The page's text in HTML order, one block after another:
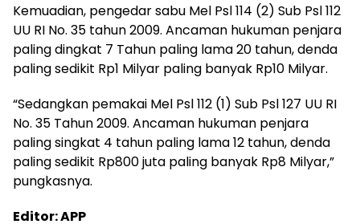
Kemuadian, pengedar sabu Mel Psl 114 (2) Sub Psl 112
UU RI No. 35 tahun 2009. Ancaman hukuman penjara
paling dingkat 7 Tahun paling lama 20 tahun, denda
paling sedikit Rp1 Milyar paling banyak Rp10 Milyar.
“Sedangkan pemakai Mel Psl 112 (1) Sub Psl 127 UU RI
No. 35 Tahun 2009. Ancaman hukuman penjara
paling singkat 4 tahun paling lama 12 tahun, denda
paling sedikit Rp800 juta paling banyak Rp8 Milyar,”
pungkasnya.
Editor: APP